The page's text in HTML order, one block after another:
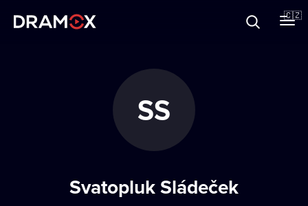
🇨🇿
SS
Svatopluk Sládeček